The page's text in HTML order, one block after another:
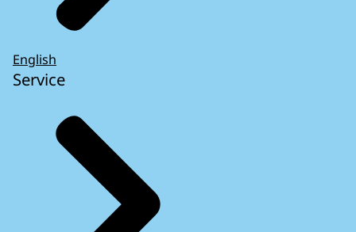
English
Service